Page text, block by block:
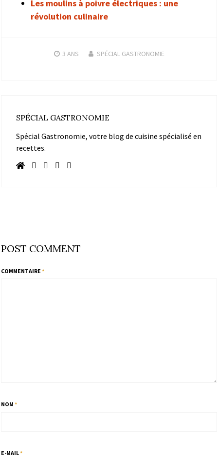
Les moulins à poivre électriques : une
révolution culinaire
3 ANS SPÉCIAL GASTRONOMIE
SPÉCIAL GASTRONOMIE
Spécial Gastronomie, votre blog de cuisine spécialisé en
recettes.
POST COMMENT
COMMENTAIRE *
NOM *
E-MAIL*